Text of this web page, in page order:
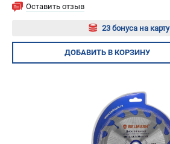
Оставить отзыв
23 бонуса на карту
Авторизуйтесь
ДОБАВИТЬ В КОРЗИНУ